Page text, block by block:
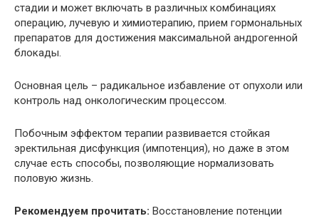
стадии и может включать в различных комбинациях
операцию, лучевую и химиотерапию, прием гормональных
препаратов для достижения максимальной андрогенной
блокады.
Основная цель – радикальное избавление от опухоли или
контроль над онкологическим процессом.
Побочным эффектом терапии развивается стойкая
эректильная дисфункция (импотенция), но даже в этом
случае есть способы, позволяющие нормализовать
половую жизнь.
Рекомендуем прочитать: Восстановление потенции